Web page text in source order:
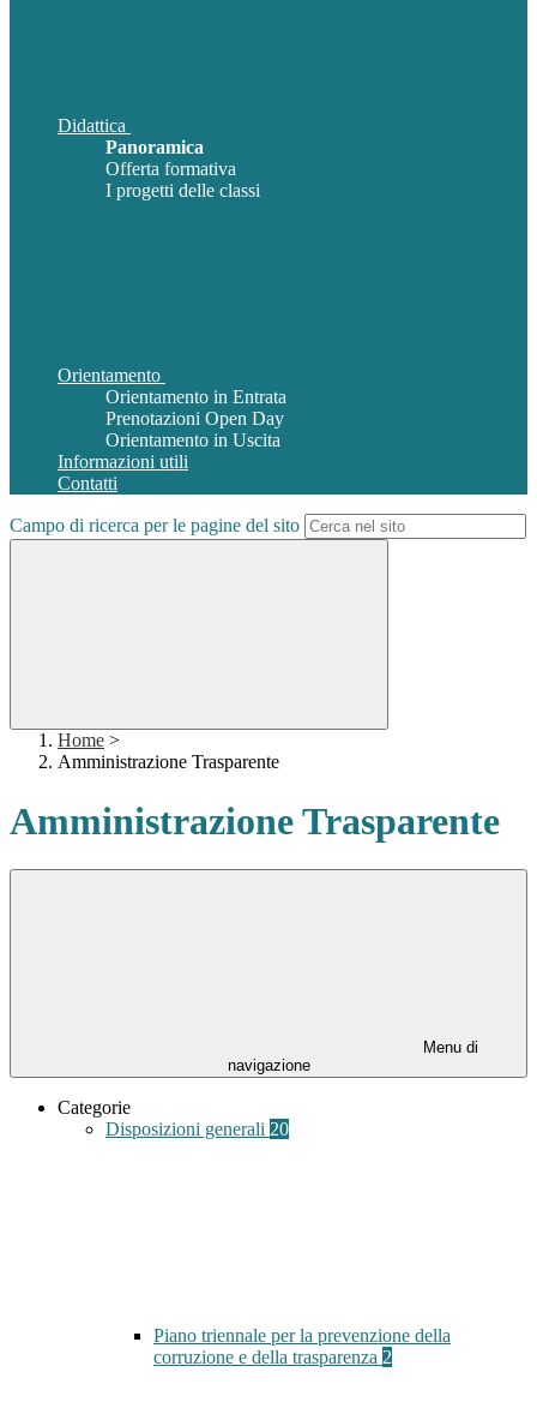
Didattica
Panoramica
Offerta formativa
I progetti delle classi
Orientamento
Orientamento in Entrata
Prenotazioni Open Day
Orientamento in Uscita
Informazioni utili
Contatti
Campo di ricerca per le pagine del sito
Home >
Amministrazione Trasparente
Amministrazione Trasparente
Menu di
navigazione
Categorie
Disposizioni generali 20
Piano triennale per la prevenzione della
corruzione e della trasparenza 2